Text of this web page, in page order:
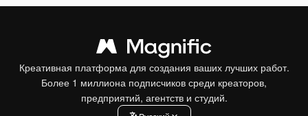
Креативная платформа для создания ваших лучших работ.
Более 1 миллиона подписчиков среди креаторов,
предприятий, агентств и студий.